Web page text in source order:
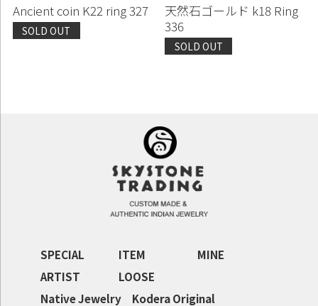
Ancient coin K22 ring 327
SOLD OUT
天然石ゴールド k18 Ring
336
SOLD OUT
SPECIAL ITEM
MINE
ARTIST
LOOSE
Native Jewelry
Kodera Original